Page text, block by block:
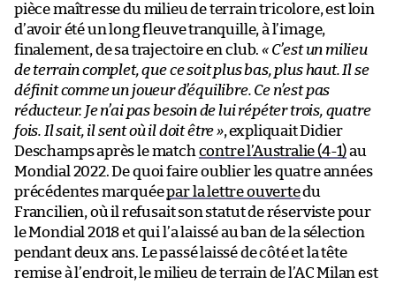
pièce maîtresse du milieu de terrain tricolore, est loin
d’avoir été un long fleuve tranquille, à l’image,
finalement, de sa trajectoire en club. « C’est un milieu
de terrain complet, que ce soit plus bas, plus haut. Il se
définit comme un joueur d’équilibre. Ce n’est pas
réducteur. Je n’ai pas besoin de lui répéter trois, quatre
fois. Il sait, il sent où il doit être », expliquait Didier
Deschamps après le match contre l’Australie (4-1)au
Mondial 2022. De quoi faire oublier les quatre années
précédentes marquéepar la lettre ouvertedu
Francilien, où il refusait son statut de réserviste pour
le Mondial 2018 et qui l’a laissé au ban de la sélection
pendant deux ans. Le passé laissé de côté et la tête
remise à l’endroit, le milieu de terrain de l’AC Milan est